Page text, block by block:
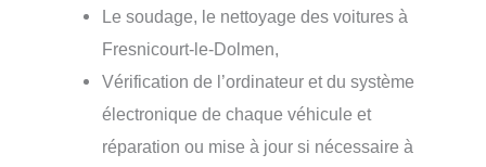
Le soudage, le nettoyage des voitures à
Fresnicourt-le-Dolmen,
Vérification de l’ordinateur et du système
électronique de chaque véhicule et
réparation ou mise à jour si nécessaire à